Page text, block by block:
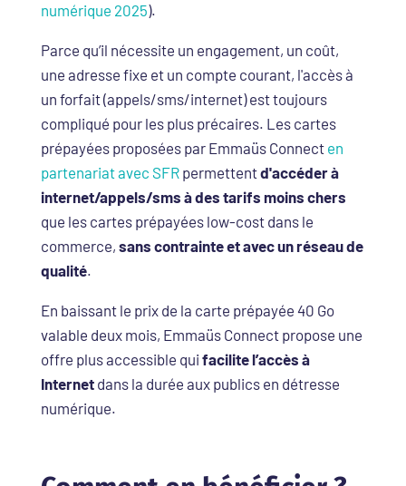
numérique 2025).
Parce qu’il nécessite un engagement, un coût,
une adresse fixe et un compte courant, l'accès à
un forfait (appels/sms/internet) est toujours
compliqué pour les plus précaires. Les cartes
prépayées proposées par Emmaüs Connect en
partenariat avec SFRpermettentd'accéder à
internet/appels/sms à des tarifs moins chers
que les cartes prépayées low-cost dans le
commerce, sans contrainte et avec un réseau de
qualité.
En baissant le prix de la carte prépayée 40 Go
valable deux mois, Emmaüs Connect propose une
offre plus accessible qui facilite l’accès à
Internetdans la durée aux publics en détresse
numérique.